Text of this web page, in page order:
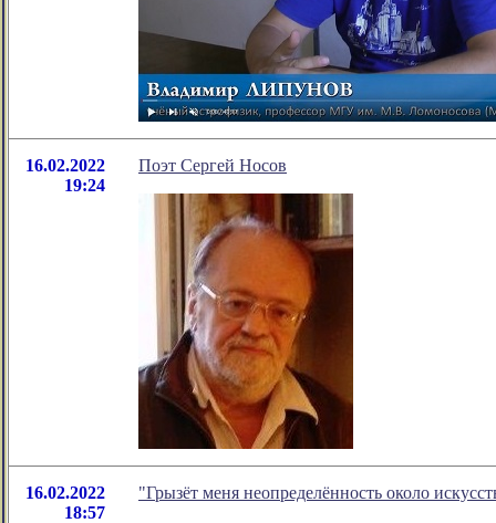
16.02.2022
19:24
Поэт Сергей Носов
16.02.2022
18:57
"Грызёт меня неопределённость около